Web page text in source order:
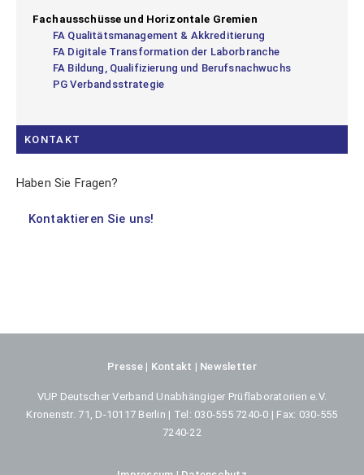
Fachausschüsse und Horizontale Gremien
FA Qualitätsmanagement & Akkreditierung
FA Digitale Transformation der Laborbranche
FA Bildung, Qualifizierung und Berufsnachwuchs
PG Verbandsstrategie
KONTAKT
Haben Sie Fragen?
Kontaktieren Sie uns!
Presse Kontakt Newsletter
VUP Deutscher Verband Unabhängiger Prüflaboratorien e.V.
Kronenstr. 71, D-10117 Berlin | Tel: 030-555 7240-0 | Fax: 030-555
7240-22